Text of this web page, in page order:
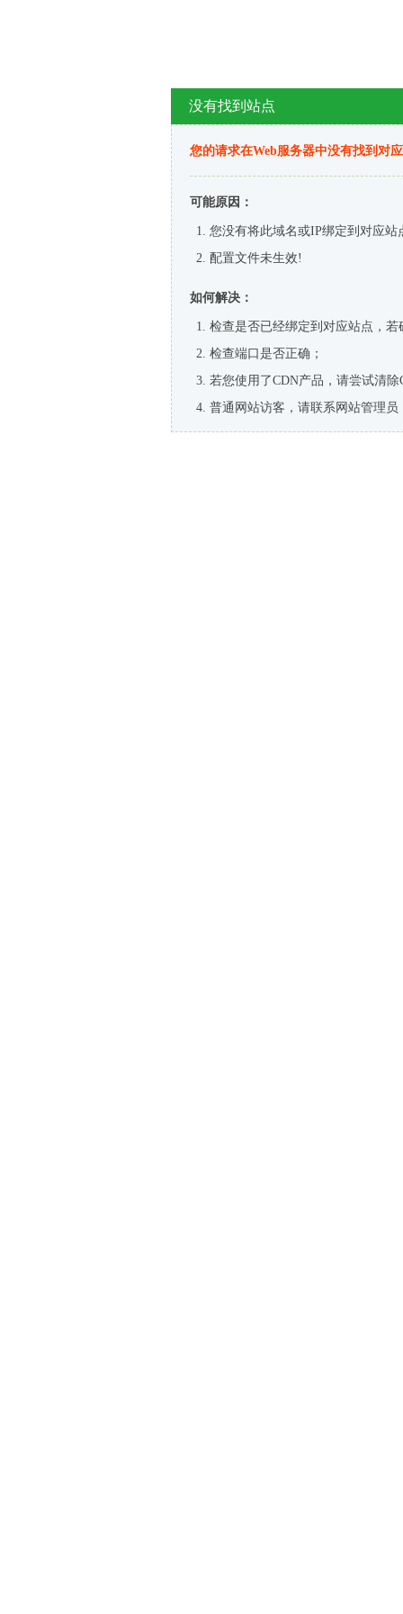
没有找到站点
您的请求在Web服务器中没有找到对
可能原因：
您没有将此域名或IP绑定到对应站
配置文件未生效!
如何解决：
检查是否已经绑定到对应站点，
检查端口是否正确；
若您使用了CDN产品，请尝试清除
普通网站访客，请联系网站管理员